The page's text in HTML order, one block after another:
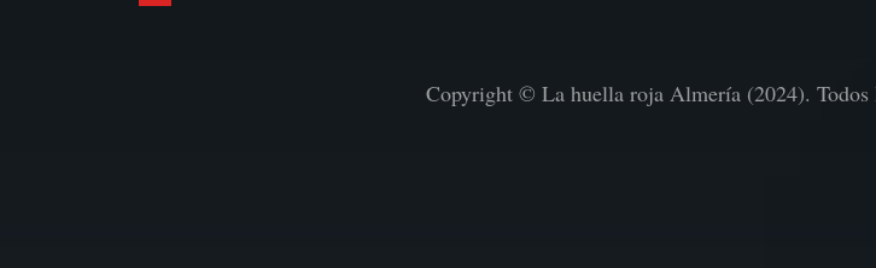
Copyright © La huella roja Almería (2024). Todos